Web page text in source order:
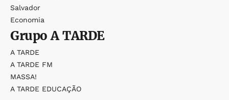
Salvador
Economia
GrupoA TARDE
A TARDE
A TARDE FM
MASSA!
A TARDE EDUCAÇÃO